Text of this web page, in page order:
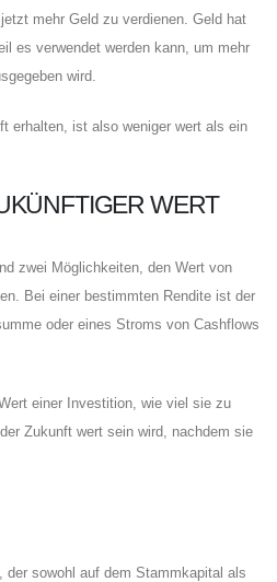
mehr Geld zu verdienen. Geld hat
es verwendet werden kann, um mehr
wird.
erhalten, ist also weniger wert als ein
WERT
zwei Möglichkeiten, den Wert von
Bei einer bestimmten Rendite ist der
oder eines Stroms von Cashflows
einer Investition, wie viel sie zu
Zukunft wert sein wird, nachdem sie
sowohl auf dem Stammkapital als